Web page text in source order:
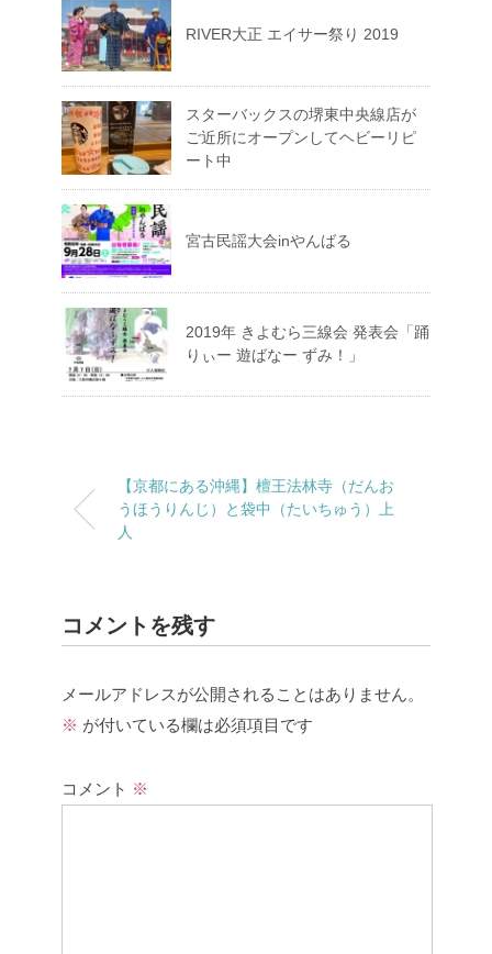
RIVER大正 エイサー祭り 2019
スターバックスの堺東中央線店が
ご近所にオープンしてヘビーリピ
ート中
宮古民謡大会inやんばる
2019年 きよむら三線会 発表会「踊
りぃー 遊ばなー ずみ！」
【京都にある沖縄】檀王法林寺（だんお
うほうりんじ）と袋中（たいちゅう）上
人
コメントを残す
メールアドレスが公開されることはありません。
※ が付いている欄は必須項目です
コメント ※